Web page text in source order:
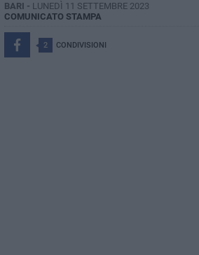
BARI - LUNEDÌ 11 SETTEMBRE 2023
COMUNICATO STAMPA
2 CONDIVISIONI